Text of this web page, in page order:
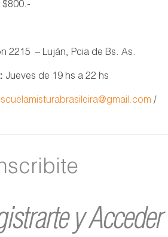
$800.-
2215 – Luján, Pcia de Bs. As.
Jueves de 19 hs a 22 hs
/
y Acceder